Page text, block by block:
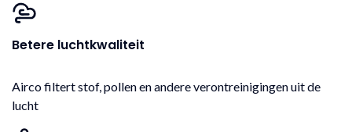
Betere luchtkwaliteit
Airco filtert stof, pollen en andere verontreinigingen uit de
lucht